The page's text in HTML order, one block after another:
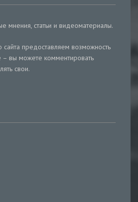
мнения, статьи и видеоматериалы.
сайта предоставляем возможность
– вы можете комментировать
свои.